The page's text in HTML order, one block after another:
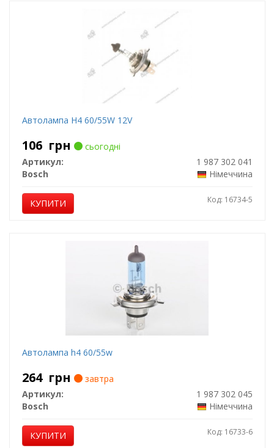
Автолампа H4 60/55W 12V
106 грн
сьогодні
Артикул:
1 987 302 041
Bosch
Німеччина
КУПИТИ Код: 16734-5
Автолампа h4 60/55w
264 грн
завтра
Артикул:
1 987 302 045
Bosch
Німеччина
КУПИТИ Код: 16733-6